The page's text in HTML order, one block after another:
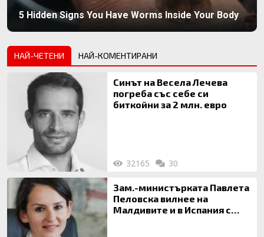
5 Hidden Signs You Have Worms Inside Your Body
НАЙ-ЧЕТЕНИ НАЙ-КОМЕНТИРАНИ
Синът на Весела Лечева
погреба със себе си
биткойни за 2 млн. евро
32165 30
Зам.-министърката Павлета
Пеловска вилнее на
Малдивите и в Испания с